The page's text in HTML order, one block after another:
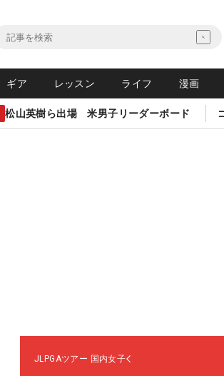
ギア レッスン ライフ 漫画
松山英樹ら出場 米男子リーダーボード
JLPGAツアー 国内女子